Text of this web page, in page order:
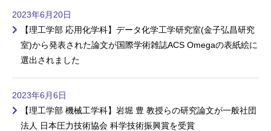
2023年6月20日
【理工学部 応用化学科】データ化学工学研究室(金子弘昌研究
室)から発表された論文が国際学術雑誌ACS Omegaの表紙絵に
選出されました
2023年6月6日
【理工学部 機械工学科】岩堀 豊 教授らの研究論文が一般社団
法人 日本圧力技術協会 科学技術振興賞を受賞